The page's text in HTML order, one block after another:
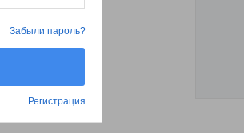
Регистрация
Забыли пароль?